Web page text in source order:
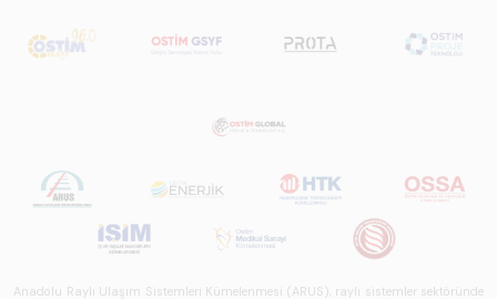
Anadolu Raylı Ulaşım Sistemleri Kümelenmesi (ARUS), raylı sistemler sektöründe